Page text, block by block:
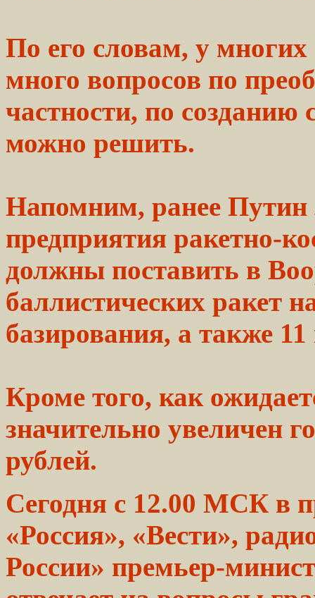
По его словам, у многих
много вопросов по
частности, по созданию
можно решить.
Напомним, ранее Путин
предприятия ракетно-
должны поставить в
баллистических ракет
базирования, а также
Кроме того, как
значительно увеличен
рублей.
Сегодня с 12.00 МСК в
«Россия», «Вести»,
России» премьер-